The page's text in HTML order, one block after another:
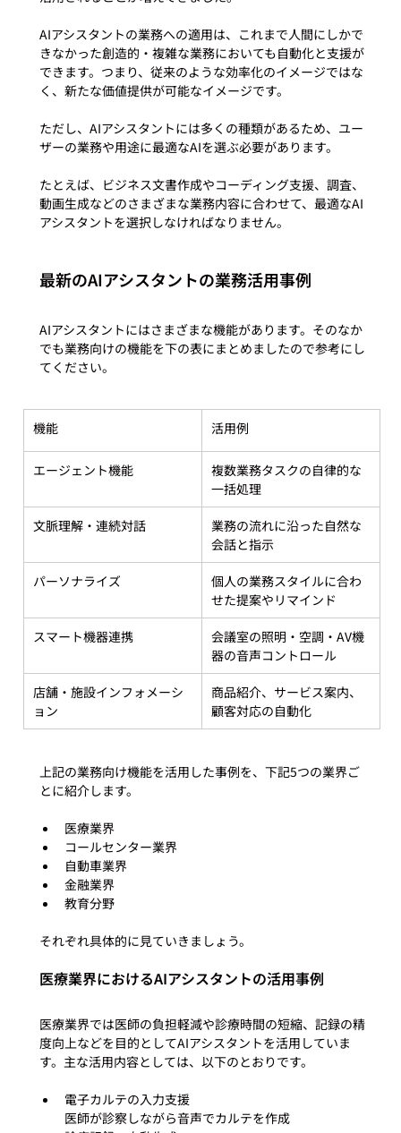
AIアシスタントの業務への適用は、これまで人間にしかで
きなかった創造的・複雑な業務においても自動化と支援が
できます。つまり、従来のような効率化のイメージではな
く、新たな価値提供が可能なイメージです。
ただし、AIアシスタントには多くの種類があるため、ユー
ザーの業務や用途に最適なAIを選ぶ必要があります。
たとえば、ビジネス文書作成やコーディング支援、調査、
動画生成などのさまざまな業務内容に合わせて、最適なAI
最新のAIアシスタントの業務活用事例
AIアシスタントにはさまざまな機能があります。そのなか
でも業務向けの機能を下の表にまとめましたので参考にし
機能 活用例
エージェント機能
複数業務タスクの自律的な
一括処理
文脈理解・連続対話
業務の流れに沿った自然な
会話と指示
パーソナライズ
個人の業務スタイルに合わ
せた提案やリマインド
スマート機器連携
会議室の照明・空調・AV機
器の音声コントロール
店舗・施設インフォメーシ
ョン
商品紹介、サービス案内、
顧客対応の自動化
上記の業務向け機能を活用した事例を、下記5つの業界ご
医療業界
コールセンター業界
自動車業界
金融業界
教育分野
医療業界におけるAIアシスタントの活用事例
医療業界では医師の負担軽減や診療時間の短縮、記録の精
度向上などを目的としてAIアシスタントを活用していま
電子カルテの入力支援
医師が診察しながら音声でカルテを作成